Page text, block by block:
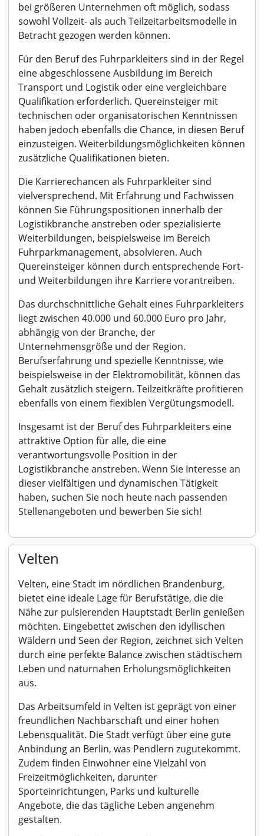
bei größeren Unternehmen oft möglich, sodass
sowohl Vollzeit- als auch Teilzeitarbeitsmodelle in
Betracht gezogen werden können.
Für den Beruf des Fuhrparkleiters sind in der Regel
eine abgeschlossene Ausbildung im Bereich
Transport und Logistik oder eine vergleichbare
Qualifikation erforderlich. Quereinsteiger mit
technischen oder organisatorischen Kenntnissen
haben jedoch ebenfalls die Chance, in diesen Beruf
einzusteigen. Weiterbildungsmöglichkeiten können
zusätzliche Qualifikationen bieten.
Die Karrierechancen als Fuhrparkleiter sind
vielversprechend. Mit Erfahrung und Fachwissen
können Sie Führungspositionen innerhalb der
Logistikbranche anstreben oder spezialisierte
Weiterbildungen, beispielsweise im Bereich
Fuhrparkmanagement, absolvieren. Auch
Quereinsteiger können durch entsprechende Fort-
und Weiterbildungen ihre Karriere vorantreiben.
Das durchschnittliche Gehalt eines Fuhrparkleiters
liegt zwischen 40.000 und 60.000 Euro pro Jahr,
abhängig von der Branche, der
Unternehmensgröße und der Region.
Berufserfahrung und spezielle Kenntnisse, wie
beispielsweise in der Elektromobilität, können das
Gehalt zusätzlich steigern. Teilzeitkräfte profitieren
ebenfalls von einem flexiblen Vergütungsmodell.
Insgesamt ist der Beruf des Fuhrparkleiters eine
attraktive Option für alle, die eine
verantwortungsvolle Position in der
Logistikbranche anstreben. Wenn Sie Interesse an
dieser vielfältigen und dynamischen Tätigkeit
haben, suchen Sie noch heute nach passenden
Stellenangeboten und bewerben Sie sich!
Velten
Velten, eine Stadt im nördlichen Brandenburg,
bietet eine ideale Lage für Berufstätige, die die
Nähe zur pulsierenden Hauptstadt Berlin genießen
möchten. Eingebettet zwischen den idyllischen
Wäldern und Seen der Region, zeichnet sich Velten
durch eine perfekte Balance zwischen städtischem
Leben und naturnahen Erholungsmöglichkeiten
aus.
Das Arbeitsumfeld in Velten ist geprägt von einer
freundlichen Nachbarschaft und einer hohen
Lebensqualität. Die Stadt verfügt über eine gute
Anbindung an Berlin, was Pendlern zugutekommt.
Zudem finden Einwohner eine Vielzahl von
Freizeitmöglichkeiten, darunter
Sporteinrichtungen, Parks und kulturelle
Angebote, die das tägliche Leben angenehm
gestalten.